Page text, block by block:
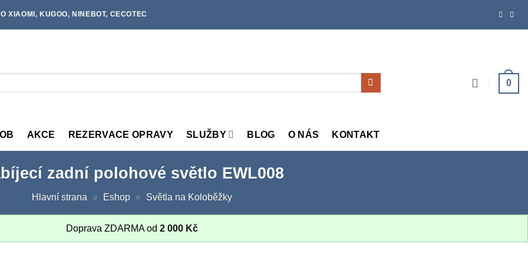
XIAOMI, KUGOO, NINEBOT, CECOTEC
0
AKCE REZERVACE OPRAVY SLUŽBY BLOG O NÁS KONTAKT
zadní polohové světlo EWL008
Hlavní strana » Eshop » Světla na Koloběžky
Doprava ZDARMA od 2 000 Kč